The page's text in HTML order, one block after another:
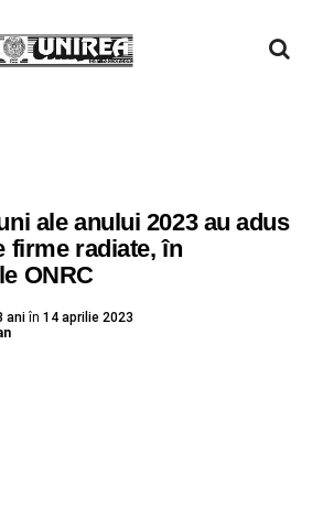
ale anului 2023 au adus
firme radiate, în
ONRC
ani în 14 aprilie 2023